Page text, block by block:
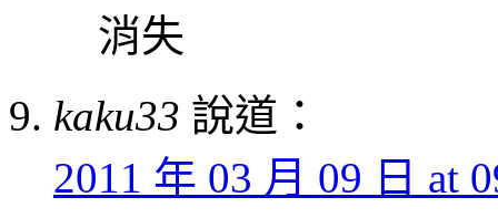
消失
kaku33 說道：
2011 年 03 月 09 日 at